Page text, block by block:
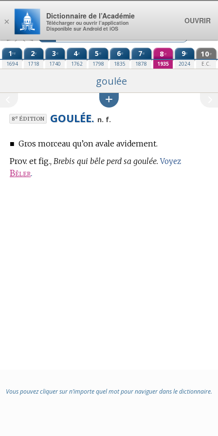
Aller au contenu
1re
1694
2e
1718
3e
1740
4e
1762
5e
1798
6e
1835
7e
1878
8e
1935
9e
2024
10e
E.C.
goulée
8eÉDITION GOULÉE. n. f.
■ Gros morceau qu’on avale avidement.
Prov. et fig., Brebis qui bêle perd sa goulée. Voyez
Bêler.
Vous pouvez cliquer sur n’importe quel mot pour naviguer dans le dictionnaire.
×
Dictionnaire de l’Académie
Télécharger ou ouvrir l’application
Disponible sur Android et iOS
OUVRIR